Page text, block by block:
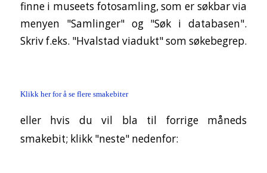
finne i museets fotosamling, som er søkbar via
menyen "Samlinger" og "Søk i databasen".
Skriv f.eks. "Hvalstad viadukt" som søkebegrep.
Klikk her for å se flere smakebiter
eller hvis du vil bla til forrige måneds
smakebit; klikk "neste" nedenfor: